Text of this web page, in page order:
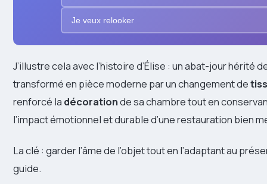
Je veux relooker
J’illustre cela avec l’histoire d’Élise : un abat-jour hérité
transformé en pièce moderne par un changement de
renforcé la décorationde sa chambre tout en
l’impact émotionnel et durable d’une restauration bien
La clé : garder l’âme de l’objet tout en l’adaptant au
guide.